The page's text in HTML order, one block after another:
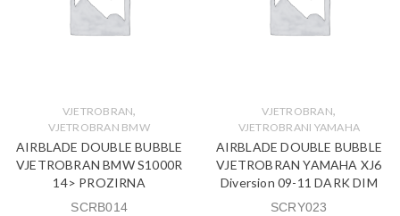
VJETROBRAN,
VJETROBRAN BMW
AIRBLADE DOUBLE BUBBLE
VJETROBRAN BMW S1000R
14> PROZIRNA
SCRB014
VJETROBRAN,
VJETROBRANI YAMAHA
AIRBLADE DOUBLE BUBBLE
VJETROBRAN YAMAHA XJ6
Diversion 09-11 DARK DIM
SCRY023